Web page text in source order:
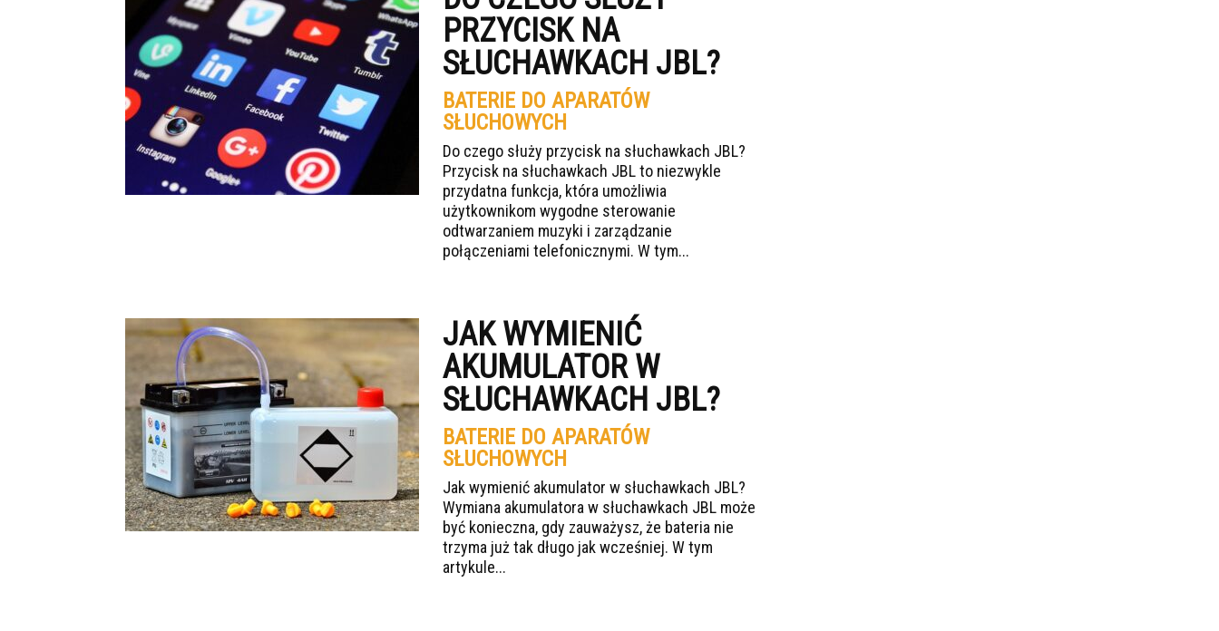
PRZYCISK NA
SŁUCHAWKACH JBL?
BATERIE DO APARATÓW
SŁUCHOWYCH
Do czego służy przycisk na słuchawkach JBL?
Przycisk na słuchawkach JBL to niezwykle
przydatna funkcja, która umożliwia
użytkownikom wygodne sterowanie
odtwarzaniem muzyki i zarządzanie
połączeniami telefonicznymi. W tym...
JAK WYMIENIĆ
AKUMULATOR W
SŁUCHAWKACH JBL?
BATERIE DO APARATÓW
SŁUCHOWYCH
Jak wymienić akumulator w słuchawkach JBL?
Wymiana akumulatora w słuchawkach JBL może
być konieczna, gdy zauważysz, że bateria nie
trzyma już tak długo jak wcześniej. W tym
artykule...